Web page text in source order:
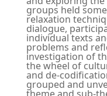
groups held
relaxation
dialogue,
individual texts
problems and
investigation of
the wheel of
and de-
grouped and